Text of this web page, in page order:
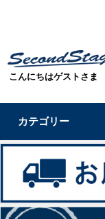
こんにちはゲストさま
カテゴリー